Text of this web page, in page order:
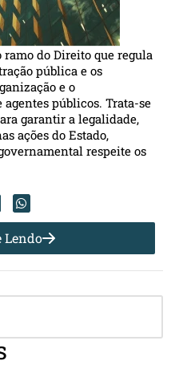
do Direito que regula
pública e os
e o
públicos. Trata-se
garantir a legalidade,
ações do Estado,
respeite os
Lendo